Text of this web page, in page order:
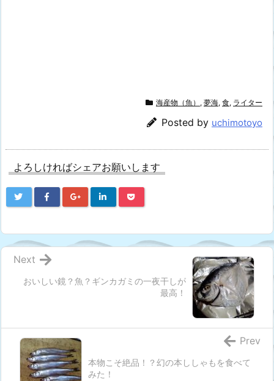
海産物（魚） , 夢海, 食, ライター
Posted by uchimotoyo
よろしければシェアお願いします
おいしい鏡？魚？ギンカガミの一夜干しが
最高！
Next
本物こそ絶品！？幻の本ししゃもを食べて
みた！
Prev